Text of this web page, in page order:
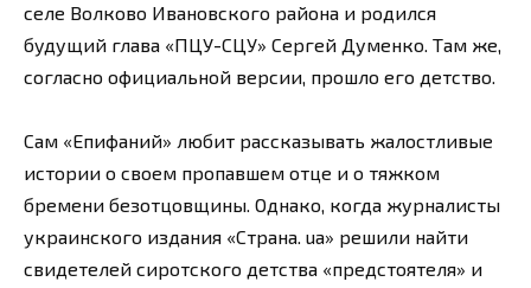
селе Волково Ивановского района и родился
будущий глава «ПЦУ-СЦУ» Сергей Думенко. Там же,
согласно официальной версии, прошло его детство.
Сам «Епифаний» любит рассказывать жалостливые
истории о своем пропавшем отце и о тяжком
бремени безотцовщины. Однако, когда журналисты
украинского издания «Страна. ua» решили найти
свидетелей сиротского детства «предстоятеля» и